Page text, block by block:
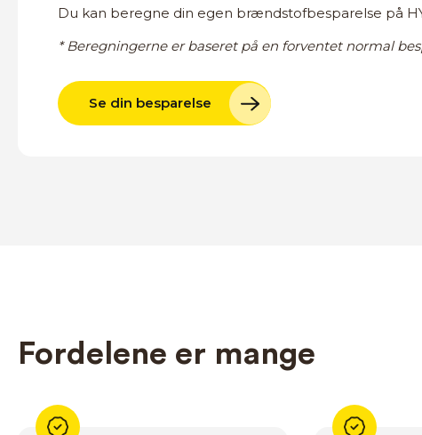
Du kan beregne din egen brændstofbesparelse på
* Beregningerne er baseret på en forventet normal
Se din besparelse
Fordelene er mange